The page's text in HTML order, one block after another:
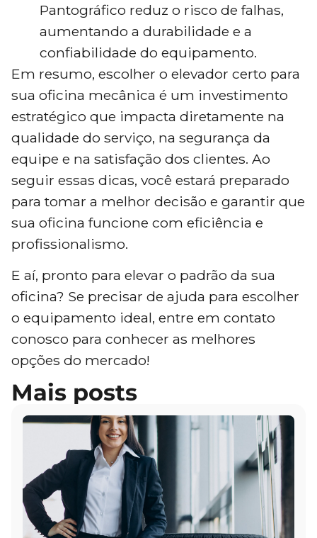
Pantográfico reduz o risco de falhas,
aumentando a durabilidade e a
confiabilidade do equipamento.
Em resumo, escolher o elevador certo para
sua oficina mecânica é um investimento
estratégico que impacta diretamente na
qualidade do serviço, na segurança da
equipe e na satisfação dos clientes. Ao
seguir essas dicas, você estará preparado
para tomar a melhor decisão e garantir que
sua oficina funcione com eficiência e
profissionalismo.
E aí, pronto para elevar o padrão da sua
oficina? Se precisar de ajuda para escolher
o equipamento ideal, entre em contato
conosco para conhecer as melhores
opções do mercado!
Mais posts